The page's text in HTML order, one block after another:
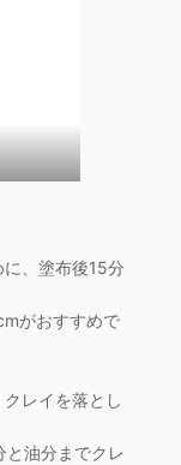
、塗布後15分
がおすすめで
レイを落とし
油分までクレ